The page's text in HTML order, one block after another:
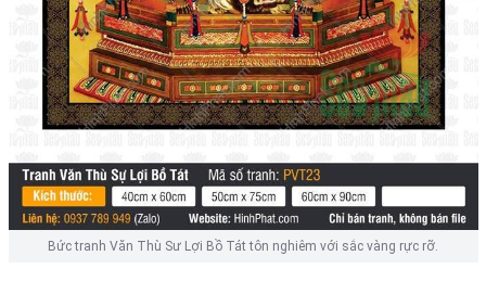
Bức tranh Văn Thù Sư Lợi Bồ Tát tôn nghiêm với sắc vàng rực rỡ.